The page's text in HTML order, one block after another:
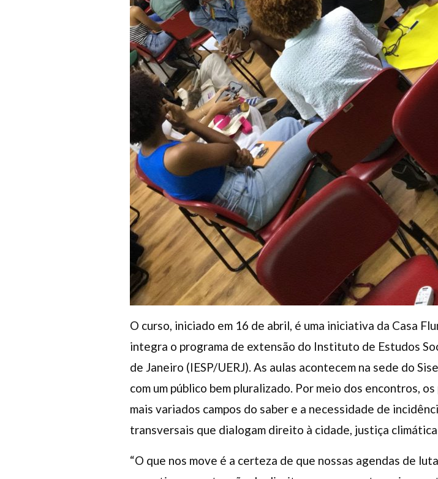
O curso, iniciado em 16 de abril, é uma iniciativa da Casa
integra o programa de extensão do Instituto de Estudos
de Janeiro (IESP/UERJ). As aulas acontecem na sede do
com um público bem pluralizado. Por meio dos encontros,
mais variados campos do saber e a necessidade de
transversais que dialogam direito à cidade, justiça
“O que nos move é a certeza de que nossas agendas de